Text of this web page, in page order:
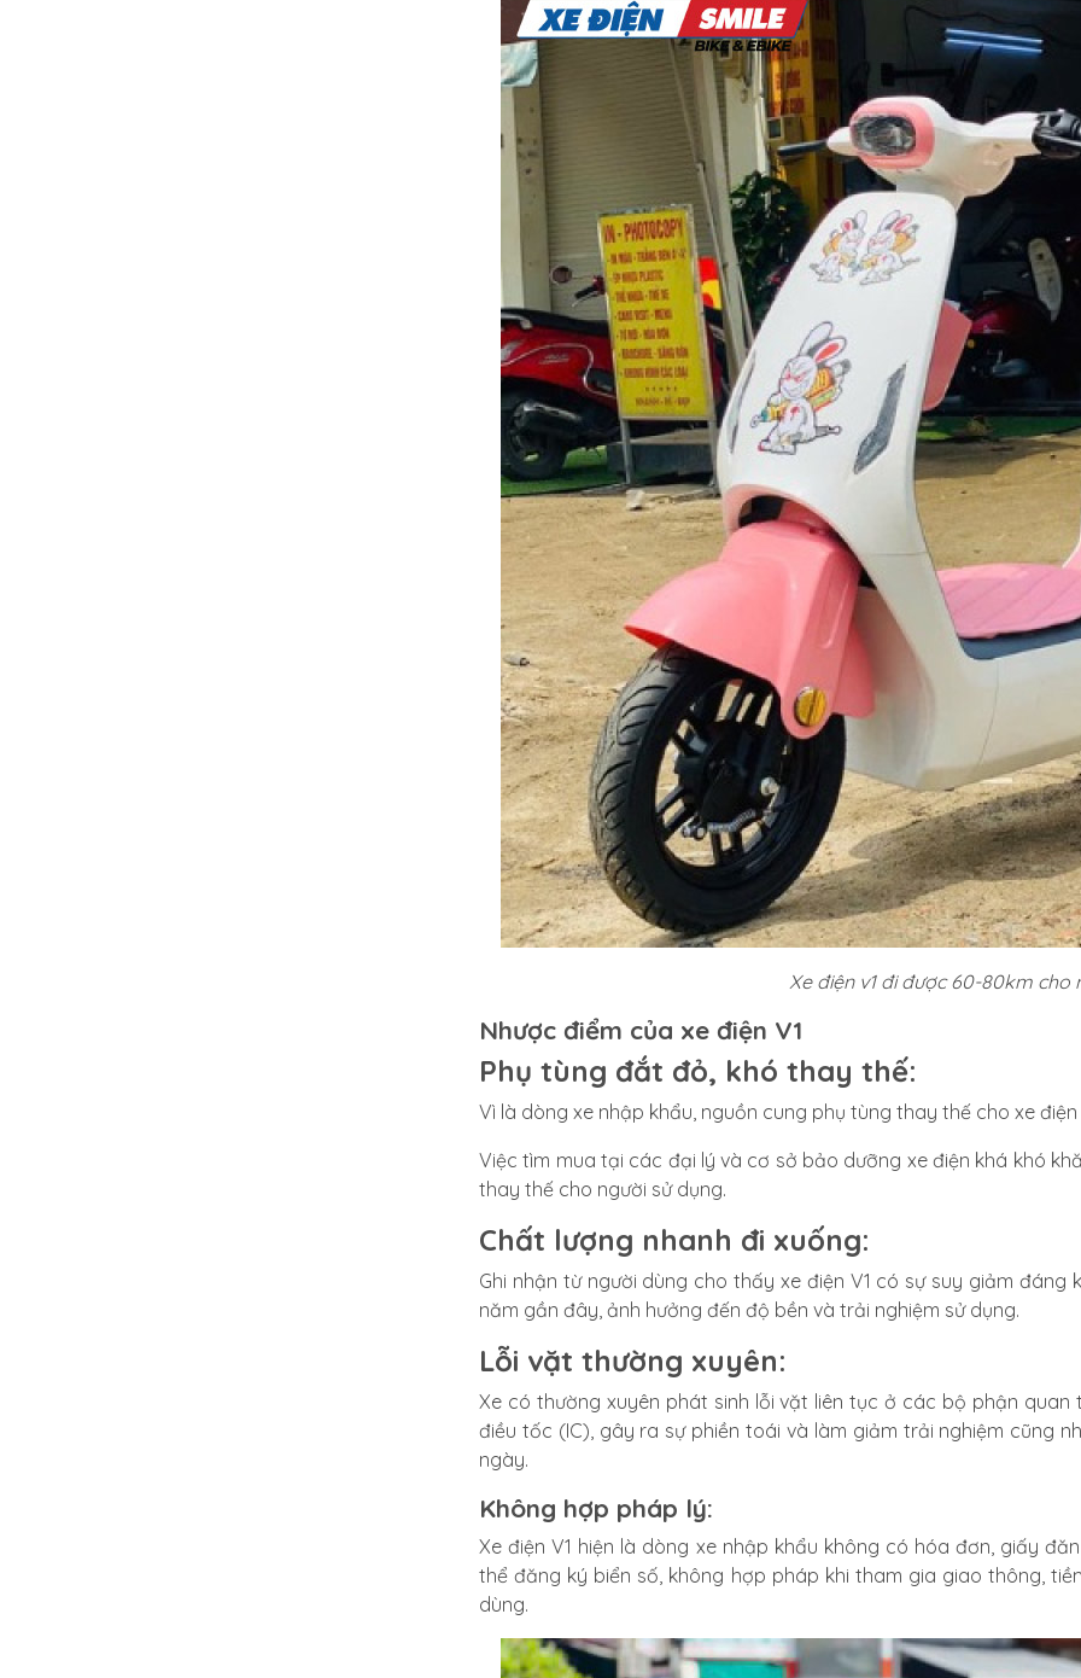
Xe điện v1 đi được 60-80km cho
Nhược điểm của xe điện V1
Phụ tùng đắt đỏ, khó thay thế:
Vì là dòng xe nhập khẩu, nguồn cung phụ tùng thay thế cho xe
Việc tìm mua tại các đại lý và cơ sở bảo dưỡng xe điện khá khó
thay thế cho người sử dụng.
Chất lượng nhanh đi xuống:
Ghi nhận từ người dùng cho thấy xe điện V1 có sự suy giảm
năm gần đây, ảnh hưởng đến độ bền và trải nghiệm sử dụng.
Lỗi vặt thường xuyên:
Xe có thường xuyên phát sinh lỗi vặt liên tục ở các bộ phận
điều tốc (IC), gây ra sự phiền toái và làm giảm trải nghiệm cũng
ngày.
Không hợp pháp lý:
Xe điện V1 hiện là dòng xe nhập khẩu không có hóa đơn, giấy
thể đăng ký biển số, không hợp pháp khi tham gia giao thông,
dùng.